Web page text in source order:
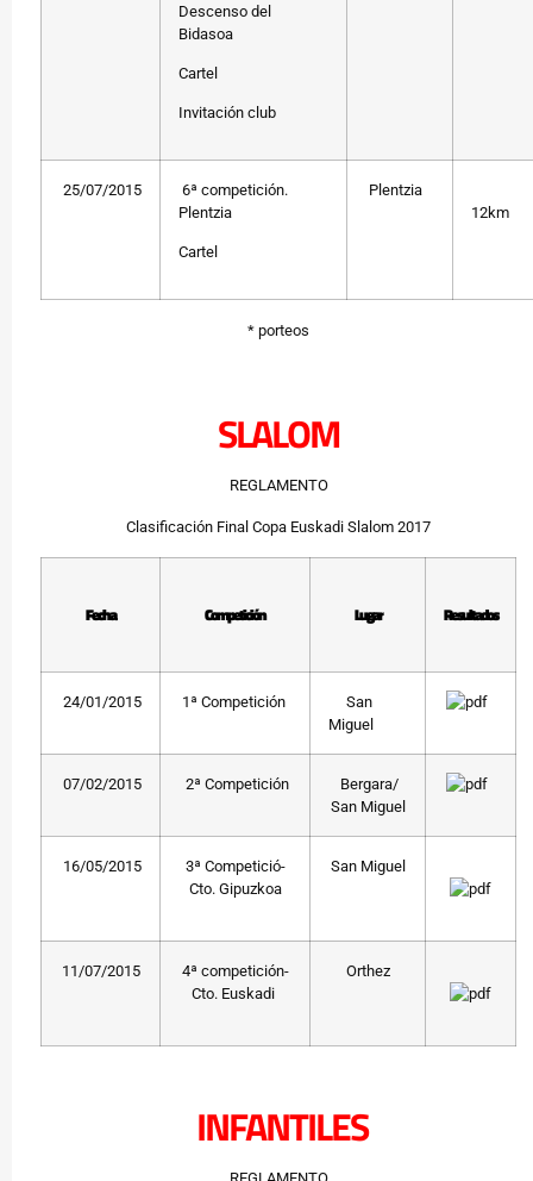
Descenso del
Bidasoa
Cartel
Invitación club
25/07/2015
6ª competición.
Plentzia
Cartel
Plentzia
12km
* porteos
SLALOM
REGLAMENTO
Clasificación Final Copa Euskadi Slalom 2017
Fecha Competición Lugar Resultados
24/01/2015 1ª Competición
San
Miguel
07/02/2015 2ª Competición
Bergara/
San Miguel
16/05/2015
3ª Competició-
Cto. Gipuzkoa
San Miguel
11/07/2015
4ª competición-
Cto. Euskadi
Orthez
INFANTILES